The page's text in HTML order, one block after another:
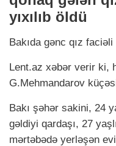
yıxılıb öldü
Bakıda gənc qız
Lent.аz xəbər verir ki,
G.Mehmandarov
Bakı şəhər sakini, 24
gəldiyi qardaşı, 27
mərtəbədə yerləşən